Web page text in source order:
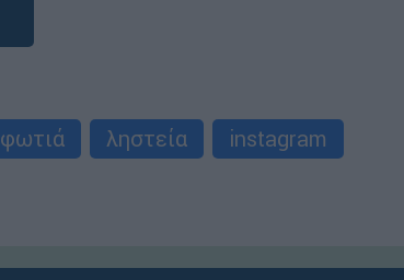
φωτιά ληστεία
instagram